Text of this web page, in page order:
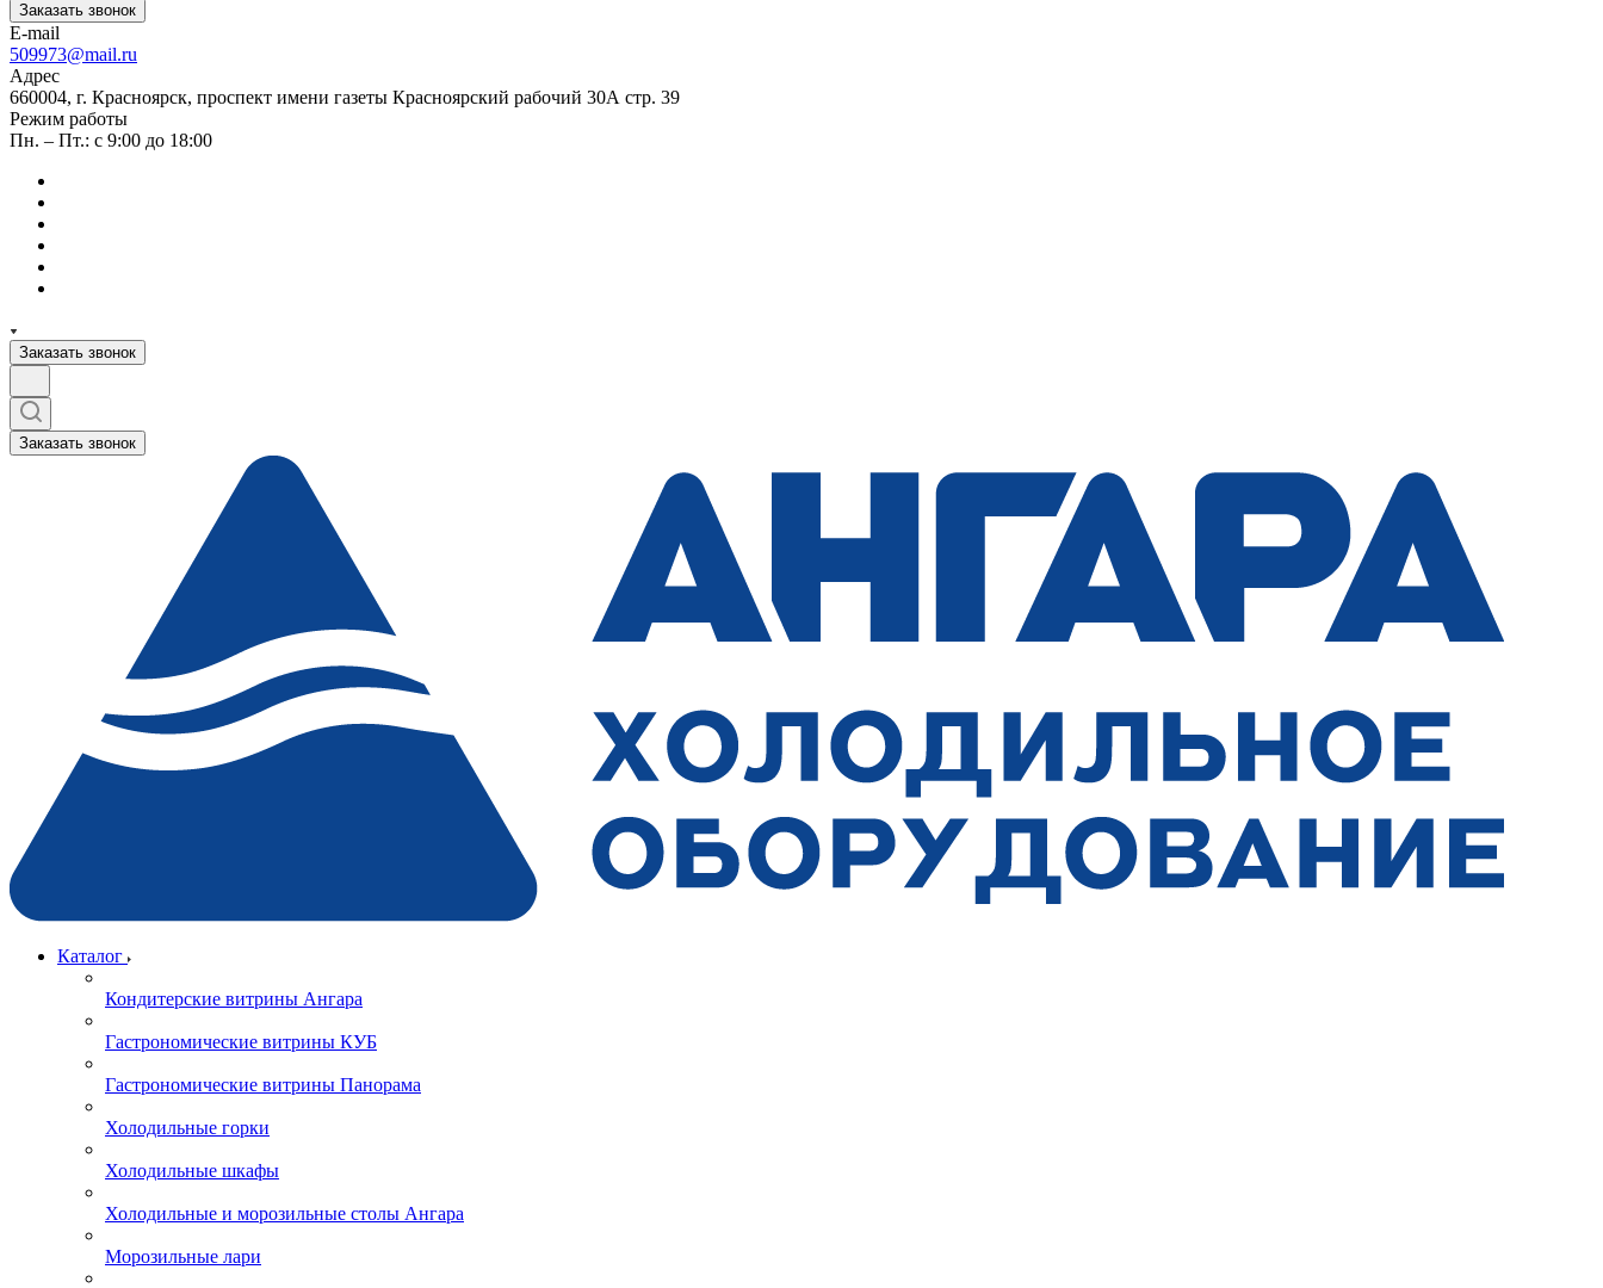
Заказать звонок
E-mail
509973@mail.ru
Адрес
660004, г. Красноярск, проспект имени газеты Красноярский рабочий 30А стр. 39
Режим работы
Пн. – Пт.: с 9:00 до 18:00
Заказать звонок
Заказать звонок
Каталог
Кондитерские витрины Ангара
Гастрономические витрины КУБ
Гастрономические витрины Панорама
Холодильные горки
Холодильные шкафы
Холодильные и морозильные столы Ангара
Морозильные лари